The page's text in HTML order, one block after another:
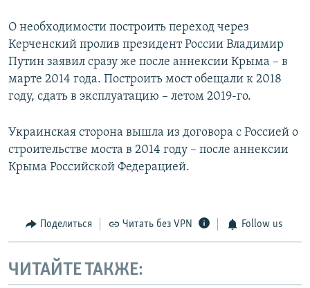
О необходимости построить переход через
Керченский пролив президент России Владимир
Путин заявил сразу же после аннексии Крыма – в
марте 2014 года. Построить мост обещали к 2018
году, сдать в эксплуатацию – летом 2019-го.
Украинская сторона вышла из договора с Россией о
строительстве моста в 2014 году – после аннексии
Крыма Российской Федерацией.
Поделиться Читать без VPN Follow us
ЧИТАЙТЕ ТАКЖЕ: